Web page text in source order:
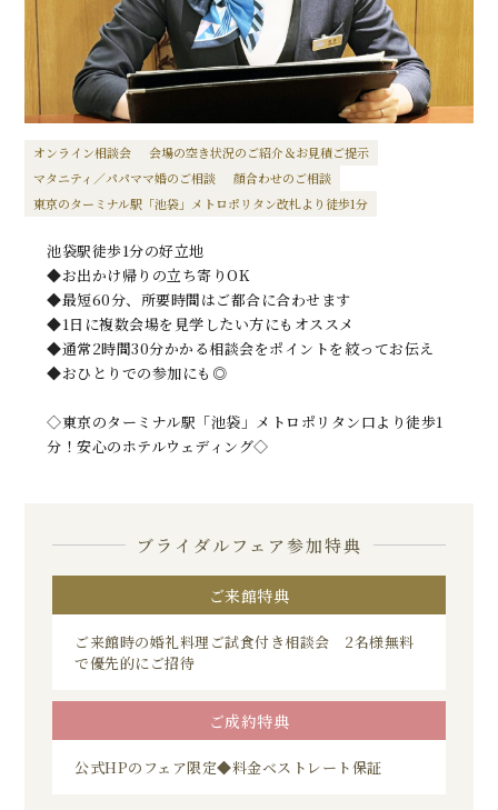
オンライン相談会
会場の空き状況のご紹介＆お見積ご提示
マタニティ／パパママ婚のご相談
顔合わせのご相談
東京のターミナル駅「池袋」メトロポリタン改札より徒歩1分
池袋駅徒歩1分の好立地
◆お出かけ帰りの立ち寄りOK
◆最短60分、所要時間はご都合に合わせます
◆1日に複数会場を見学したい方にもオススメ
◆通常2時間30分かかる相談会をポイントを絞ってお伝え
◆おひとりでの参加にも◎
◇東京のターミナル駅「池袋」メトロポリタン口より徒歩1
分！安心のホテルウェディング◇
ブライダルフェア参加特典
ご来館特典
ご来館時の婚礼料理ご試食付き相談会 2名様無料
で優先的にご招待
ご成約特典
公式HPのフェア限定◆料金ベストレート保証